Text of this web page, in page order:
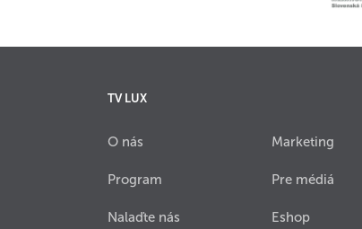
TV LUX
O nás
Program
Nalaďte nás
Marketing
Pre médiá
Eshop